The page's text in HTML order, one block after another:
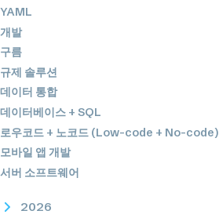
YAML
개발
구름
규제 솔루션
데이터 통합
데이터베이스 + SQL
로우코드 + 노코드 (Low-code + No-code)
모바일 앱 개발
서버 소프트웨어
2026